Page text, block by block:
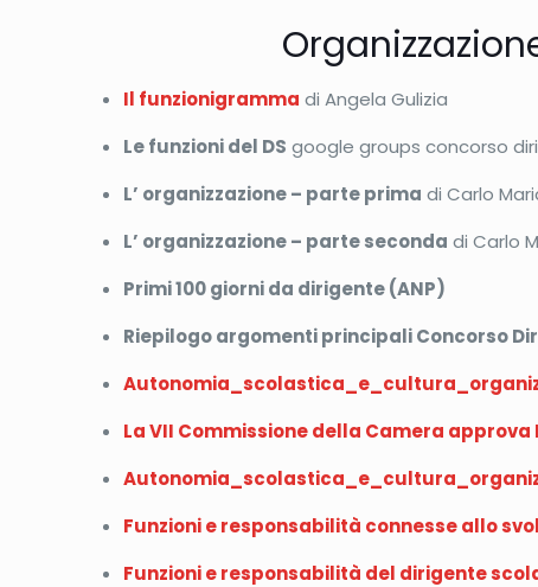
Il funzionigramma di Angela Gulizia
Le funzioni del DS google groups concorso
L’ organizzazione – parte prima di Carlo
L’ organizzazione – parte seconda di Carlo
Primi 100 giorni da dirigente (ANP)
Riepilogo argomenti principali Concorso
La VII Commissione della Camera
Funzioni e responsabilità connesse allo
Funzioni e responsabilità del dirigente